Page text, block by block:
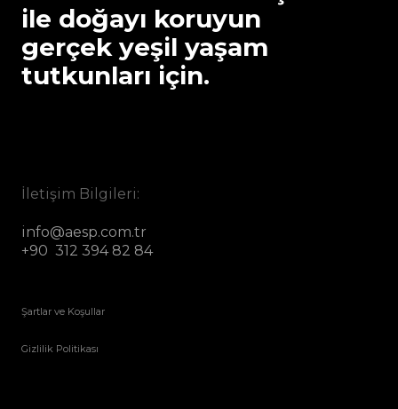
ile doğayı koruyun
gerçek yeşil yaşam
tutkunları için.
İletişim Bilgileri:
info@aesp.com.tr
+90 312 394 82 84
Şartlar ve Koşullar
Gizlilik Politikası